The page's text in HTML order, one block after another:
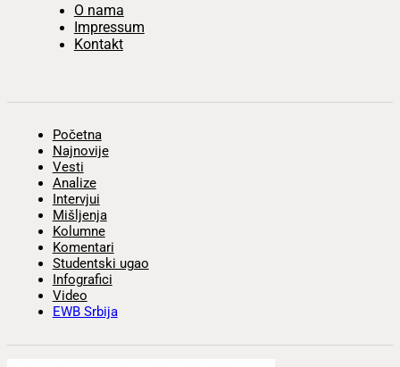
O nama
Impressum
Kontakt
Početna
Najnovije
Vesti
Analize
Intervjui
Mišljenja
Kolumne
Komentari
Studentski ugao
Infografici
Video
EWB Srbija